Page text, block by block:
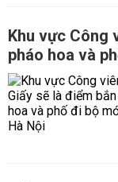
Khu vực Công
pháo hoa và